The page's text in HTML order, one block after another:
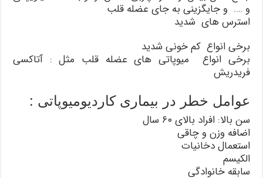
و …. و جایگزینی به جای عضله قلب
استرس های شدید
برخی انواع کم خونی شدید
برخی انواع میوپاتی های عضله قلب مثل : آتاکسی
فریدریش
عوامل خطر در بیماری کاردیومیوپاتی :
سن بالا: افراد بالای ۶۰ سال
اضافه وزن و چاقی
استعمال دخانیات
الکیسم
سابقه خانوادگی